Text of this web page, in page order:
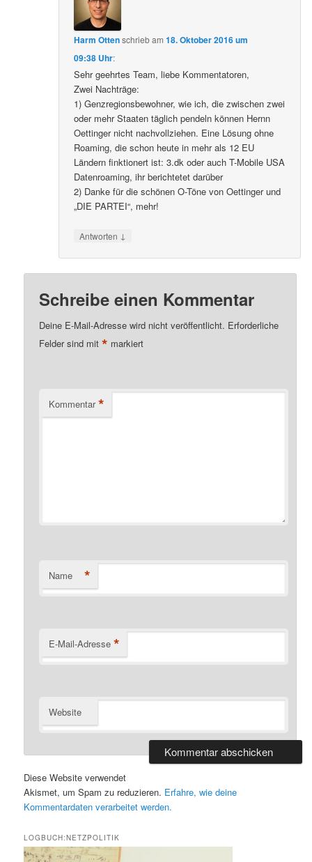
Harm Ottenschriebam18. Oktober 2016 um
09:38 Uhr:
Sehr geehrtes Team, liebe Kommentatoren,
Zwei Nachträge:
1) Genzregionsbewohner, wie ich, die zwischen zwei
oder mehr Staaten täglich pendeln können Hernn
Oettinger nicht nachvollziehen. Eine Lösung ohne
Roaming, die schon heute in mehr als 12 EU
Ländern finktionert ist: 3.dk oder auch T-Mobile USA
Datenroaming, ihr berichtetet darüber
2) Danke für die schönen O-Töne von Oettinger und
„DIE PARTEI“, mehr!
Antworten ↓
Schreibe einen Kommentar
Deine E-Mail-Adresse wird nicht veröffentlicht. Erforderliche
Felder sind mit* markiert
Kommentar *
Name *
E-Mail-Adresse *
Website
Diese Website verwendet
Akismet, um Spam zu reduzieren. Erfahre, wie deine
Kommentardaten verarbeitet werden.
LOGBUCH:NETZPOLITIK